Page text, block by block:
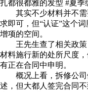
扎都很都雅的发型 #夏季
其实不少材料并不需
求即可，但“认证”这个
增项的空间。
王先生查了相关政策
材料施行新的处所尺度
有正在合同中申明。
概况上看，拆修公司
述，但大都人签完合同